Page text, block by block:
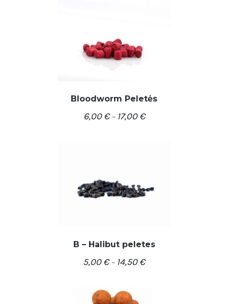
PASIRINKTI SAVYBES
Bloodworm Peletės
6,00€– 17,00€
PASIRINKTI SAVYBES
B – Halibut peletes
5,00€– 14,50€